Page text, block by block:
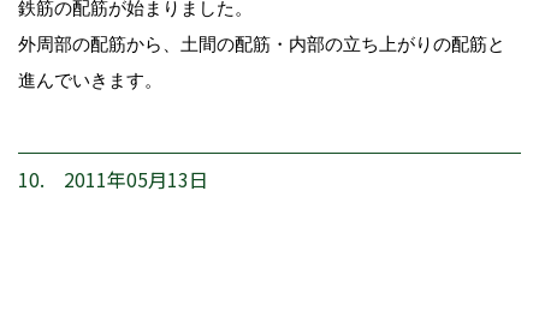
鉄筋の配筋が始まりました。
外周部の配筋から、土間の配筋・内部の立ち上がりの配筋と
進んでいきます。
10. 2011年05月13日